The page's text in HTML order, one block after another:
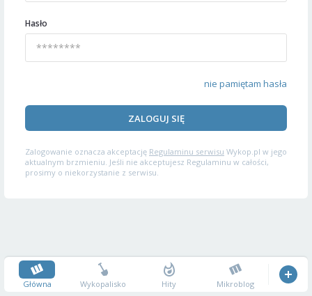
Hasło
nie pamiętam hasła
ZALOGUJ SIĘ
Zalogowanie oznacza akceptację Regulaminu serwisu Wykop.pl w jego
aktualnym brzmieniu. Jeśli nie akceptujesz Regulaminu w całości,
prosimy o niekorzystanie z serwisu.
Główna Wykopalisko Hity Mikroblog